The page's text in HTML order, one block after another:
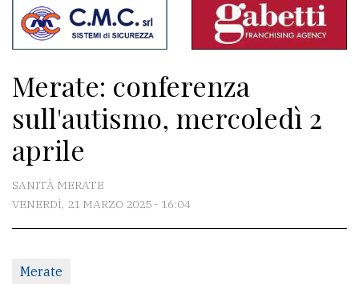
del
sito
Associazioni
Meteo
CONTATTI
Scrivici
Merate: conferenza
sull'autismo, mercoledì 2
aprile
SANITÀ MERATE
VENERDÌ, 21 MARZO 2025 - 16:04
Merate